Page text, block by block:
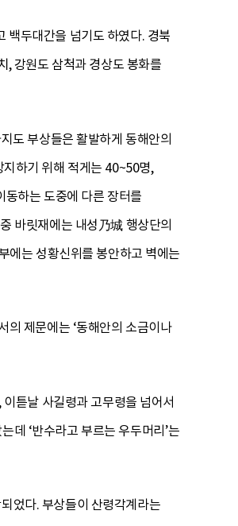
백두대간을 넘기도 하였다. 경북
, 강원도 삼척과 경상도 봉화를
도 부상들은 활발하게 동해안의
하기 위해 적게는 40~50명,
하는 도중에 다른 장터를
바릿재에는 내성乃城 행상단의
에는 성황신위를 봉안하고 벽에는
의 제문에는 ‘동해안의 소금이나
튿날 사길령과 고무령을 넘어서
데 ‘반수라고 부르는 우두머리’는
었다. 부상들이 산령각계라는